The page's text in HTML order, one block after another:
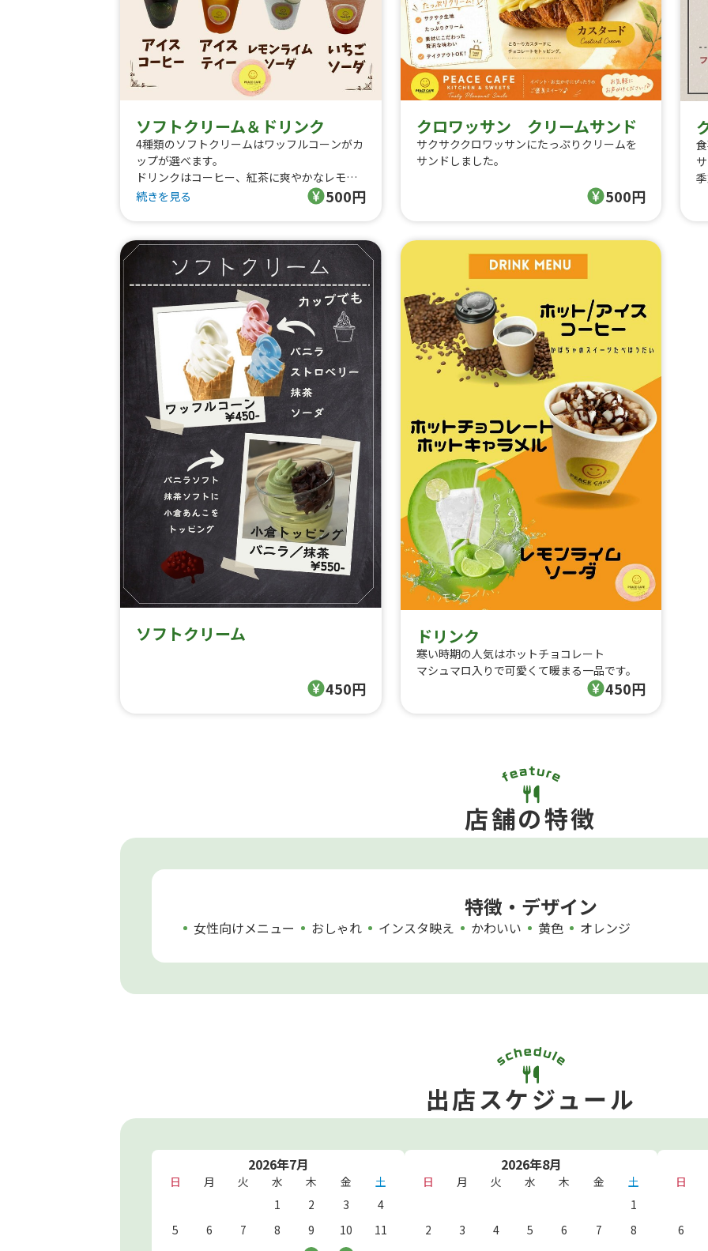
ソフトクリーム＆ドリンク
4種類のソフトクリームはワッフルコーンがカ
ップが選べます。
ドリンクはコーヒー、紅茶に爽やかなレモン
ライムソーダにいちごソーダ。
続きを見る 500円
クロワッサン クリームサンド
サクサククロワッサンにたっぷりクリームを
サンドしました。
500円
ソフトクリーム
450円
ドリンク
寒い時期の人気はホットチョコレート
マシュマロ入りで可愛くて暖まる一品です。
450円
店舗の特徴
特徴・デザイン
女性向けメニュー おしゃれ インスタ映え かわいい 黄色 オレンジ
出店スケジュール
2026年7月
日 月 火 水 木 金
土
1
2 3
4
5
6 7 8 9 10
11
2026年8月
日 月 火 水 木 金
土
1
2
3 4 5 6 7
8
日
6